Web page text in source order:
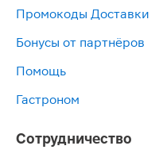
Промокоды Доставки
Бонусы от партнёров
Помощь
Гастроном
Сотрудничество